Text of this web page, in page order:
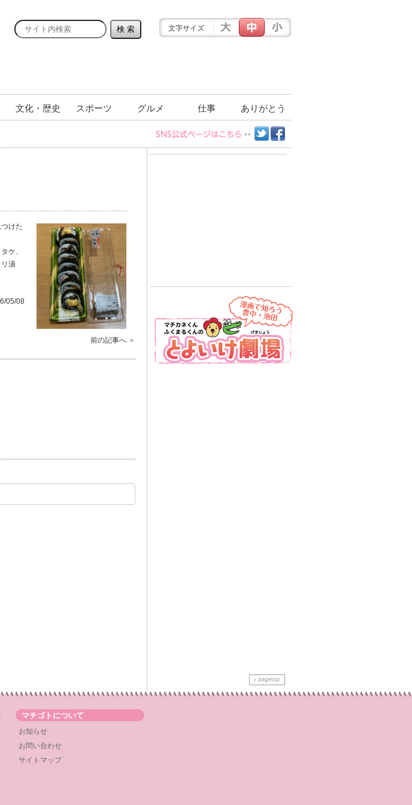
文字サイズ
文化・歴史 スポーツ グルメ 仕事 ありがとう
けた
ケ、
漬
05/08
前の記事へ ＞
マチゴトについて
お知らせ
お問い合わせ
サイトマップ